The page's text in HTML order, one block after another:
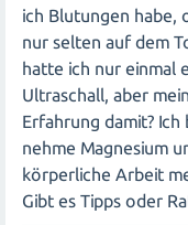
ich Blutungen habe,
nur selten auf dem
hatte ich nur einmal
Ultraschall, aber
Erfahrung damit?
nehme Magnesium
körperliche Arbeit
Gibt es Tipps oder